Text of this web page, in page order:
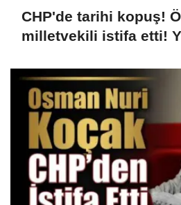
CHP'de tarihi kopuş!
milletvekili istifa etti!